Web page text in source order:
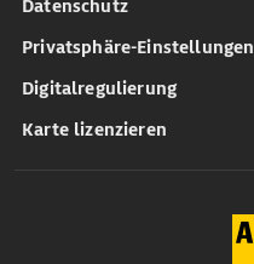
Datenschutz
Privatsphäre-Einstellungen
Digitalregulierung
Karte lizenzieren